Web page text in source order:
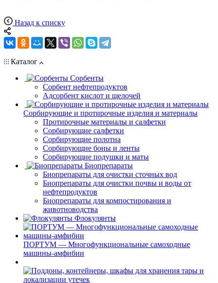
Назад к списку
Каталог
Сорбенты
Сорбент нефтепродуктов
Адсорбент кислот и щелочей
Сорбирующие и протирочные изделия и материалы
Протирочные материалы и салфетки
Сорбирующие салфетки
Сорбирующие полотна
Сорбирующие боны и ленты
Сорбирующие подушки и маты
Биопрепараты
Биопрепараты для очистки сточных вод
Биопрепараты для очистки почвы и воды от
нефтепродуктов
Биопрепараты для компостирования и
животноводства
Флокулянты
ПОРТУМ — Многофункциональные самоходные
машины-амфибии